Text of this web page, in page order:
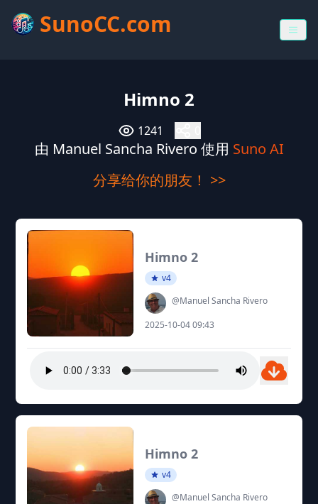
SunoCC.com
Himno 2
1241
由 Manuel Sancha Rivero 使用 Suno AI
分享给你的朋友！ >>
Himno 2
v4
@Manuel Sancha Rivero
2025-10-04 09:43
Himno 2
v4
@Manuel Sancha Rivero